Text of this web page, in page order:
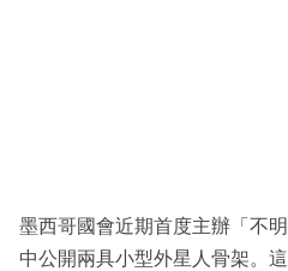
區
墨西哥國會近期首度主辦「不
中公開兩具小型外星人骨架。